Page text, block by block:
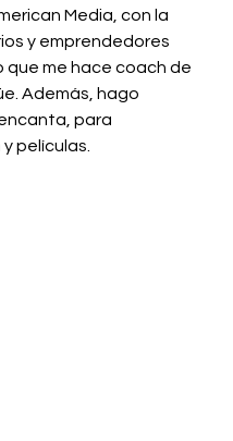
Media, con la
y emprendedores
que me hace coach de
Además, hago
para
películas.